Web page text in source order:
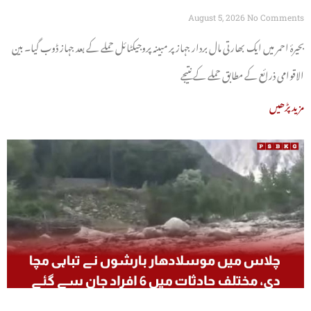
August 5, 2026 No Comments
بحیرۂ احمر میں ایک بھارتی مال بردار جہاز پر مبینہ پروجیکٹائل حملے کے بعد جہاز ڈوب گیا۔ بین
الاقوامی ذرائع کے مطابق حملے کے نتیجے
مزید پڑھیں